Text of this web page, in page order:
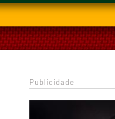
Publicidade